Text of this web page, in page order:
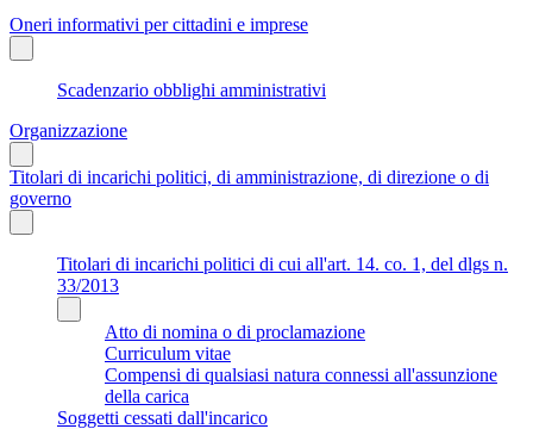
Oneri informativi per cittadini e imprese
Scadenzario obblighi amministrativi
Organizzazione
Titolari di incarichi politici, di amministrazione, di direzione o di
governo
Titolari di incarichi politici di cui all'art. 14. co. 1, del dlgs n.
33/2013
Atto di nomina o di proclamazione
Curriculum vitae
Compensi di qualsiasi natura connessi all'assunzione
della carica
Soggetti cessati dall'incarico